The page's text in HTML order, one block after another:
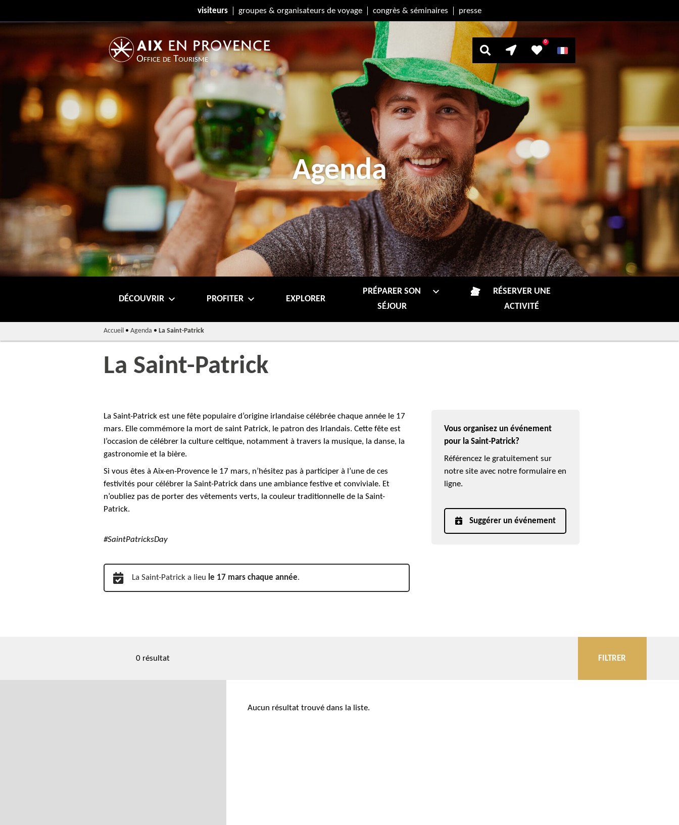
visiteurs groupes & organisateurs de voyage congrès & séminaires presse
Agenda
Office de Tourisme
0
DÉCOUVRIR PROFITER EXPLORER
PRÉPARER SON
SÉJOUR
RÉSERVER UNE
ACTIVITÉ
Accueil • Agenda • La Saint-Patrick
La Saint-Patrick
La Saint-Patrick est une fête populaire d’origine irlandaise célébrée chaque année le 17
mars. Elle commémore la mort de saint Patrick, le patron des Irlandais. Cette fête est
l’occasion de célébrer la culture celtique, notamment à travers la musique, la danse, la
gastronomie et la bière.
Si vous êtes à Aix-en-Provence le 17 mars, n’hésitez pas à participer à l’une de ces
festivités pour célébrer la Saint-Patrick dans une ambiance festive et conviviale. Et
n’oubliez pas de porter des vêtements verts, la couleur traditionnelle de la Saint-
Patrick.
#SaintPatricksDay
La Saint-Patrick a lieu le 17 mars chaque année.
Vous organisez un événement
pour la Saint-Patrick?
Référencez le gratuitement sur
notre site avec notre formulaire en
ligne.
Suggérer un événement
0 résultat FILTRER
Aucun résultat trouvé dans la liste.